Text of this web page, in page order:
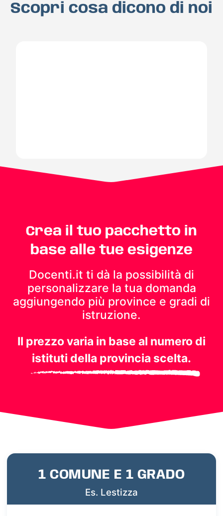
Scopri cosa dicono di noi
Crea il tuo pacchetto in
base alle tue esigenze
Docenti.it ti dà la possibilità di
personalizzare la tua domanda
aggiungendo più province e gradi di
istruzione.
Il prezzo varia in base al numero di
istituti della provincia scelta.
1 COMUNE E 1 GRADO
Es. Lestizza